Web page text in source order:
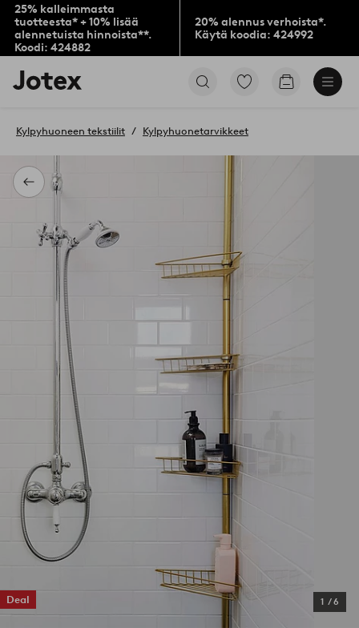
25% kalleimmasta
tuotteesta* + 10% lisää
alennetuista hinnoista**.
Koodi: 424882
20% alennus verhoista*.
Käytä koodia: 424992
Jotex-
logo
aloitussivulle
Siirry
Siirry
Takaisin
Kylpyhuoneen tekstiilit Kylpyhuonetarvikkeet
Deal 1 /6